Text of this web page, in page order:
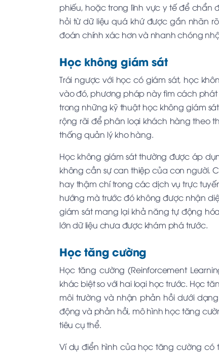
phiếu, hoặc trong lĩnh vực y tế để chẩn
hỏi từ dữ liệu quá khứ được gắn nhãn
đoán chính xác hơn và nhanh chóng
Học không giám sát
Trái ngược với học có giám sát, học
vào đó, phương pháp này tìm cách
trong những kỹ thuật học không giám
rộng rãi để phân loại khách hàng theo
thống quản lý kho hàng.
Học không giám sát thường được áp
không cần sự can thiệp của con người.
hay thậm chí trong các dịch vụ trực
hướng mà trước đó không được nhận
giám sát mang lại khả năng tự động
lớn dữ liệu chưa được khám phá trước.
Học tăng cường
Học tăng cường (Reinforcement
khác biệt so với hai loại học trước. Học
môi trường và nhận phản hồi dưới
động và phản hồi, mô hình học tăng
tiêu cụ thể.
Ví dụ điển hình của học tăng cường có